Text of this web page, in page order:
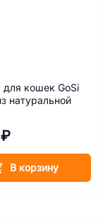
кошек GoSi
натуральной
₽
В корзину